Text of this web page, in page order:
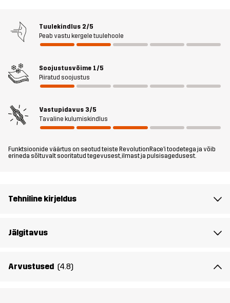
jalutuskäikudeks kui ka igapäevaseks õueeluks.
Lõige REGULAR
Materjal
56% Polüamiid (ümbertöödeldud), 44%
Puuvill
Vooderdis
95% Polüester (Taaskasutatud), 5%
Polüester
sihtrühm
Artikli number
Tuulekindlus 2/5
Peab vastu kergele tuulehoole
Soojustusvõime 1/5
Piiratud soojustus
Vastupidavus 3/5
Tavaline kulumiskindlus
Funktsioonide väärtus on seotud teiste RevolutionRace'i toodetega ja võib
erineda sõltuvalt sooritatud tegevusest, ilmast ja pulsisagedusest.
Tehniline kirjeldus
Jälgitavus
Arvustused (4.8)